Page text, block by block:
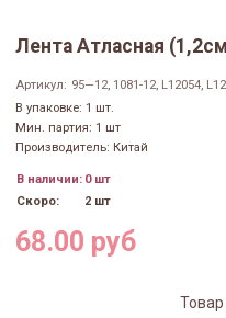
Лента Атласная
Артикул: 95—12, 1081-12, L12054,
В упаковке: 1 шт.
Мин. партия: 1 шт
Производитель: Китай
В наличии: 0 шт
Скоро:
2 шт
68.00 руб
Товар